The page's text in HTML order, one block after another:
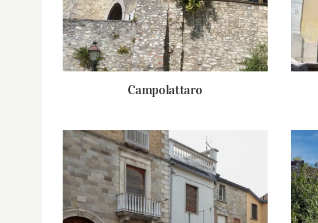
Campolattaro